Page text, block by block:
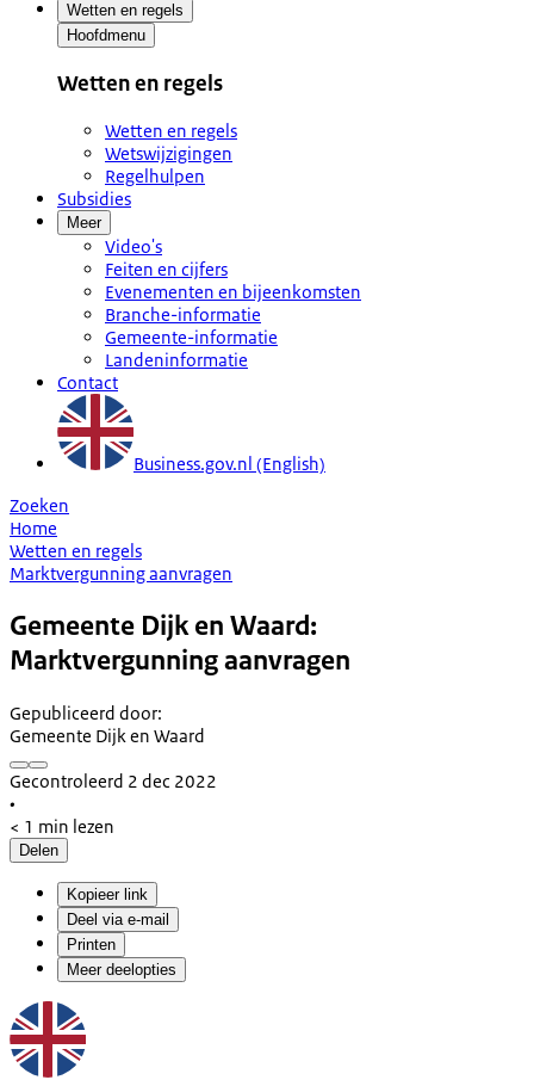
Wetten en regels
Hoofdmenu
Wetten en regels
Wetten en regels
Wetswijzigingen
Regelhulpen
Subsidies
Meer
Video's
Feiten en cijfers
Evenementen en bijeenkomsten
Branche-informatie
Gemeente-informatie
Landeninformatie
Contact
Business.gov.nl (English)
Zoeken
Home
Wetten en regels
Marktvergunning aanvragen
Gemeente Dijk en Waard:
Marktvergunning aanvragen
Gepubliceerd door:
Gemeente Dijk en Waard
Gecontroleerd 2 dec 2022
•
< 1 min lezen
Delen
Kopieer link
Deel via e-mail
Printen
Meer deelopties